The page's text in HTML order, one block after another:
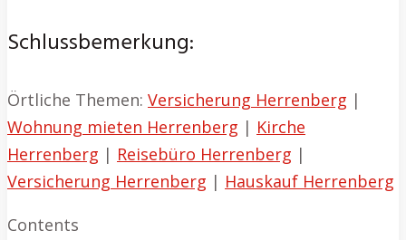
Schlussbemerkung:
Örtliche Themen: Versicherung Herrenberg |
Wohnung mieten Herrenberg | Kirche
Herrenberg | Reisebüro Herrenberg |
Versicherung Herrenberg | Hauskauf Herrenberg
Contents